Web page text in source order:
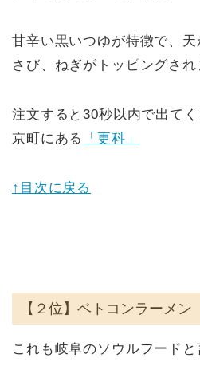
甘辛い黒いつゆが特徴で、
さび、ねぎがトッピングされ
注文すると30秒以内で出て
京町にある
「更科」
↑目次に戻る
【２位】ベトコンラーメン
これも岐阜のソウルフードと